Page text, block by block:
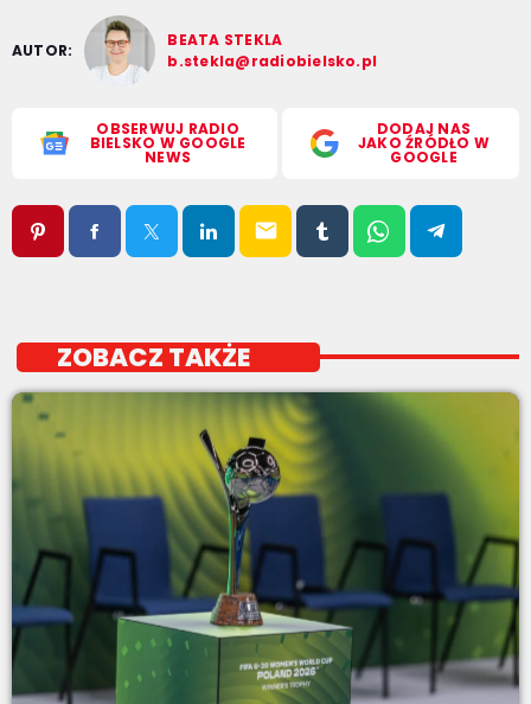
AUTOR:
BEATA STEKLA
b.stekla@radiobielsko.pl
OBSERWUJ RADIO
BIELSKO W GOOGLE
NEWS
DODAJ NAS
JAKO ŹRÓDŁO W
GOOGLE
email
ZOBACZ TAKŻE